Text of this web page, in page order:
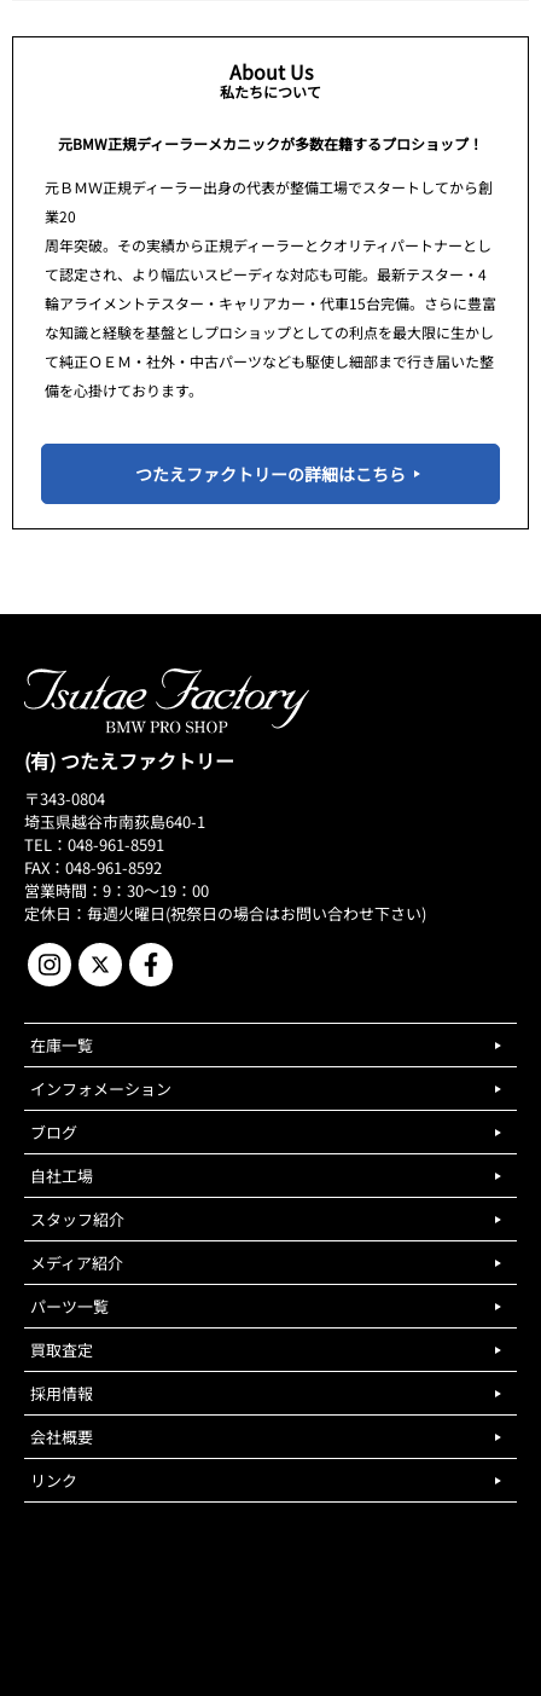
About Us
私たちについて
元BMW正規ディーラーメカニックが多数在籍するプロショップ！
元ＢＭＷ正規ディーラー出身の代表が整備工場でスタートしてから創
業20
周年突破。その実績から正規ディーラーとクオリティパートナーとし
て認定され、より幅広いスピーディな対応も可能。最新テスター・4
輪アライメントテスター・キャリアカー・代車15台完備。さらに豊富
な知識と経験を基盤としプロショップとしての利点を最大限に生かし
て純正ＯＥＭ・社外・中古パーツなども駆使し細部まで行き届いた整
備を心掛けております。
つたえファクトリーの詳細はこちら
(有) つたえファクトリー
〒343-0804
埼玉県越谷市南荻島640-1
TEL：048-961-8591
FAX：048-961-8592
営業時間：9：30～19：00
定休日：毎週火曜日(祝祭日の場合はお問い合わせ下さい)
在庫一覧
インフォメーション
ブログ
自社工場
スタッフ紹介
メディア紹介
パーツ一覧
買取査定
採用情報
会社概要
リンク